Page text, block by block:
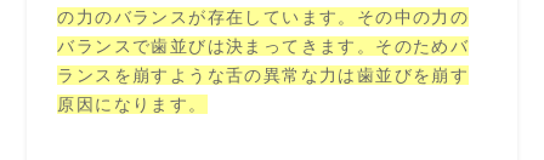
の力のバランスが存在しています。その中の力の
バランスで歯並びは決まってきます。そのためバ
ランスを崩すような舌の異常な力は歯並びを崩す
原因になります。